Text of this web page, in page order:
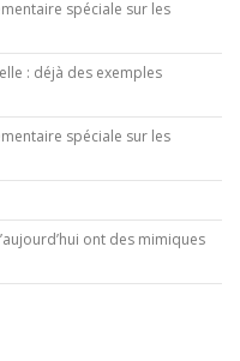
spéciale sur les
: déjà des exemples
spéciale sur les
ont des mimiques